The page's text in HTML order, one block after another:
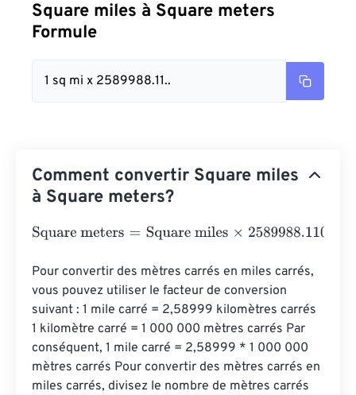
Square miles à Square meters
Formule
1 sq mi x 2589988.11..
Comment convertir Square miles
à Square meters?
Square meters= Square miles×2589988.110336
Pour convertir des mètres carrés en miles carrés,
vous pouvez utiliser le facteur de conversion
suivant : 1 mile carré = 2,58999 kilomètres carrés
1 kilomètre carré = 1 000 000 mètres carrés Par
conséquent, 1 mile carré = 2,58999 * 1 000 000
mètres carrés Pour convertir des mètres carrés en
miles carrés, divisez le nombre de mètres carrés